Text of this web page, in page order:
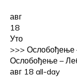
авг
18
Уто
>>> Ослобођење
Ослобођење –
авг 18 all-day